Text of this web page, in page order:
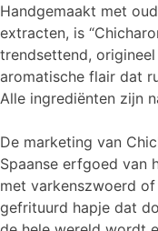
Handgemaakt met
extracten, is
trendsettend,
aromatische flair dat
Alle ingrediënten zijn
De marketing van
Spaanse erfgoed van
met varkenszwoerd of
gefrituurd hapje dat